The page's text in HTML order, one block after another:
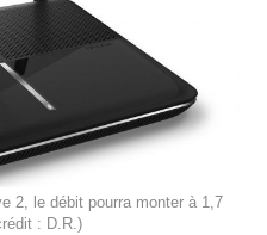
2, le débit pourra monter à 1,7
: D.R.)